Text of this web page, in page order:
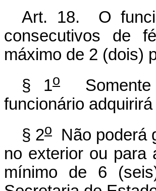
Art. 18. O
consecutivos de
máximo de 2 (dois)
§ 1o
Somente
funcionário
§ 2o
Não poderá
no exterior ou para
mínimo de 6